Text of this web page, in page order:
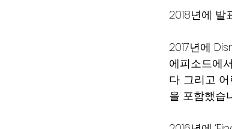
2018년에 발
2017년에
에피소드에
다. 그리고
을 포함했습